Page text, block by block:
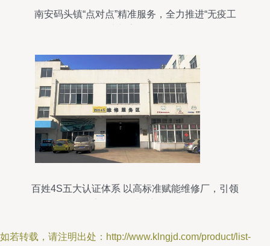
南安码头镇“点对点”精准服务，全力推进“无疫工
百姓4S五大认证体系 以高标准赋能维修厂，引领
如若转载，请注明出处：http://www.klngjd.com/product/list-